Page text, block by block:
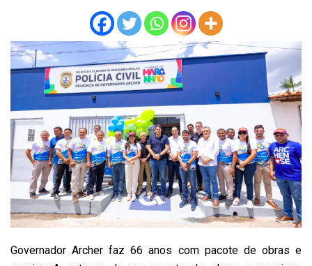
Governador Archer faz 66 anos com pacote de obras e